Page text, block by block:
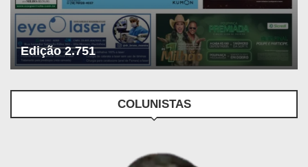
Edição 2.751
COLUNISTAS